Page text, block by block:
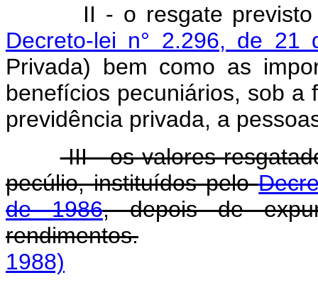
II - o resgate
Decreto-lei n° 2.296, de 21
Privada) bem como as
benefícios pecuniários, sob a
previdência privada, a
III - os valores
pecúlio, instituídos pelo
de 1986, depois de
rendimentos.
1988)